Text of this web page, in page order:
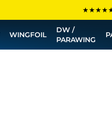
Les plus
Jusqu’à
💰
WINGFOIL
DW /
PARAWING